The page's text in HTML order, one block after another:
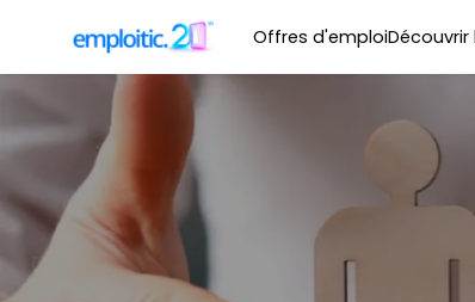
Offres d'emploiDécouvrir